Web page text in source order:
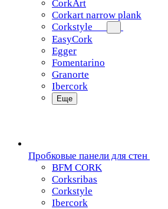
CorkArt
Corkart narrow plank
Corkstyle
EasyCork
Egger
Fomentarino
Granorte
Ibercork
Еще
Пробковые панели для стен
BFM CORK
Corksribas
Corkstyle
Ibercork